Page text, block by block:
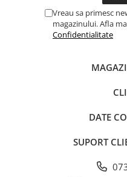
Seturi scolare
Consumabile & Accesorii
Literatura Universala
Vreau sa primesc
magazinului. Afla
Confidentialitate
DATE
SUPORT